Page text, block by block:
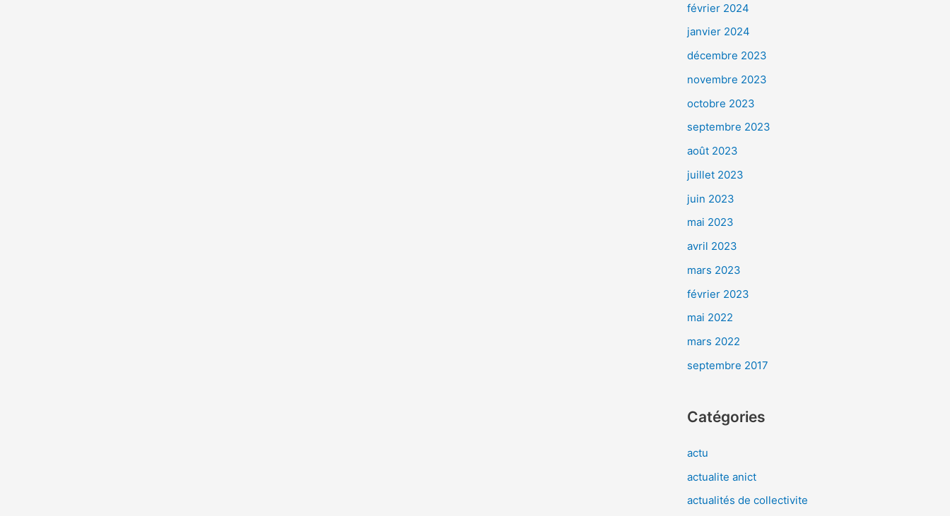
février 2024
janvier 2024
décembre 2023
novembre 2023
octobre 2023
septembre 2023
août 2023
juillet 2023
juin 2023
mai 2023
avril 2023
mars 2023
février 2023
mai 2022
mars 2022
septembre 2017
Catégories
actu
actualite anict
actualités de collectivite